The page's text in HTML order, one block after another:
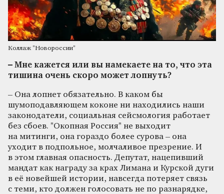
Коллаж "Новороссии"
– Мне кажется или вы намекаете на то, что эта
тишина очень скоро может лопнуть?
– Она лопнет обязательно. В каком бы
шумоподавляющем коконе ни находились наши
законодатели, социальная сейсмология работает
без сбоев. "Окопная Россия" не выходит
на митинги, она гораздо более сурова – она
уходит в подпольное, молчаливое презрение. И
в этом главная опасность. Депутат, нацепивший
мандат как награду за крах Лимана и Курской дуги
в её новейшей истории, навсегда потеряет связь
с теми, кто должен голосовать не по разнарядке,